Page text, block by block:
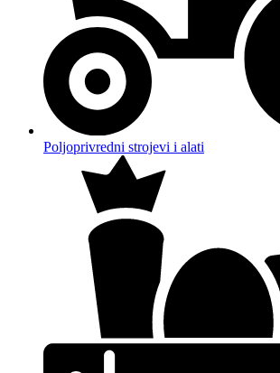
Poljoprivredni strojevi i alati